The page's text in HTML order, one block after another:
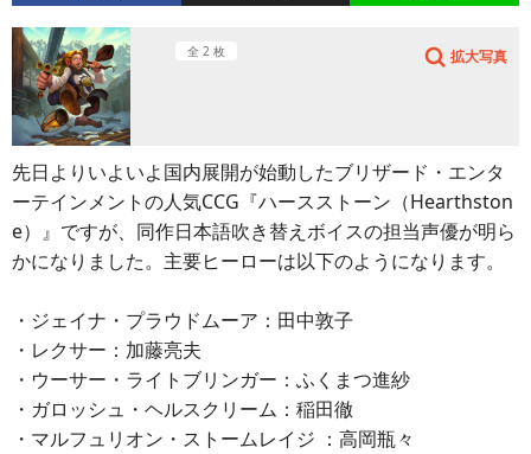
全 2 枚 拡大写真
先日よりいよいよ国内展開が始動したブリザード・エンタ
ーテインメントの人気CCG『ハースストーン（Hearthston
e）』ですが、同作日本語吹き替えボイスの担当声優が明ら
かになりました。主要ヒーローは以下のようになります。
・ジェイナ・プラウドムーア：田中敦子
・レクサー：加藤亮夫
・ウーサー・ライトブリンガー：ふくまつ進紗
・ガロッシュ・ヘルスクリーム：稲田徹
・マルフュリオン・ストームレイジ ：高岡瓶々